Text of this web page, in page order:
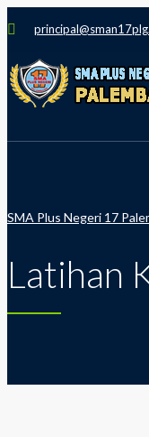
SMA Plus Negeri 17
Latihan